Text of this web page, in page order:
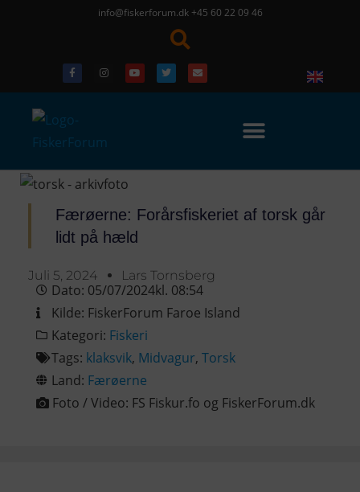
info@fiskerforum.dk +45 60 22 09 46
Færøerne: Forårsfiskeriet af torsk går
lidt på hæld
Juli 5, 2024 Lars Tornsberg
Dato: 05/07/2024kl. 08:54
Kilde: FiskerForum Faroe Island
Kategori: Fiskeri
Tags: klaksvik, Midvagur, Torsk
Land: Færøerne
Foto / Video: FS Fiskur.fo og FiskerForum.dk